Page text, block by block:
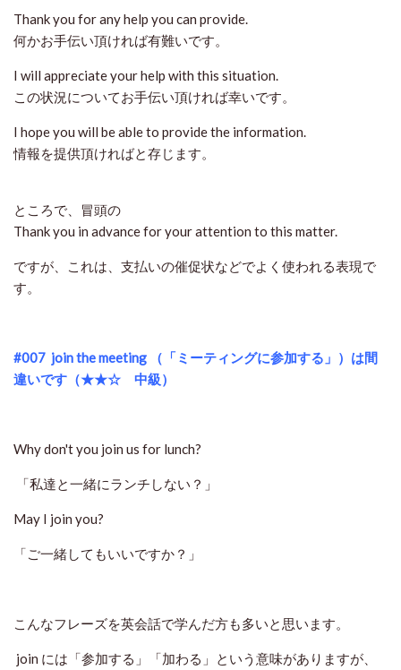
Thank you for any help you can provide.
何かお手伝い頂ければ有難いです。
I will appreciate your help with this situation.
この状況についてお手伝い頂ければ幸いです。
I hope you will be able to provide the information.
情報を提供頂ければと存じます。
ところで、冒頭の
Thank you in advance for your attention to this matter.
ですが、これは、支払いの催促状などでよく使われる表現で
す。
#007 join the meeting
（「ミーティングに参加する」）は間
違いです（★★☆ 中級）
Why don't you join us for lunch?
「私達と一緒にランチしない？」
May I join you?
「ご一緒してもいいですか？」
こんなフレーズを英会話で学んだ方も多いと思います。
join には「参加する」「加わる」という意味がありますが、